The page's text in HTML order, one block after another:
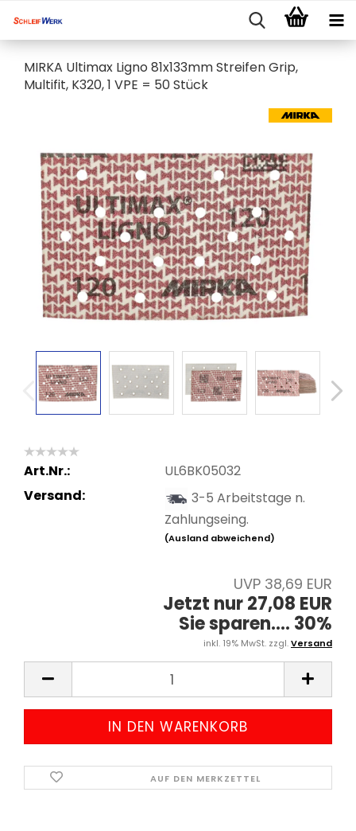
MIRKA Ultimax Ligno 81x133mm Streifen Grip,
Multifit, K320, 1 VPE = 50 Stück
Art.Nr.:
UL6BK05032
Versand:
3-5 Arbeitstage n.
Zahlungseing.
(Ausland abweichend)
UVP 38,69 EUR
Jetzt nur 27,08 EUR
Sie sparen.... 30%
inkl. 19% MwSt. zzgl.Versand
AUF DEN MERKZETTEL